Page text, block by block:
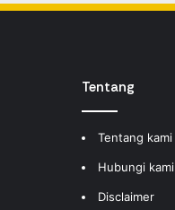
Tentang
Tentang kami
Hubungi kami
Disclaimer